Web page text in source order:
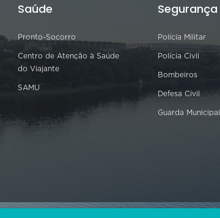
Saúde
Pronto-Socorro
Centro de Atenção à Saúde
do Viajante
SAMU
Segurança
Polícia Militar
Polícia Civil
Bombeiros
Defesa Civil
Guarda Municipal